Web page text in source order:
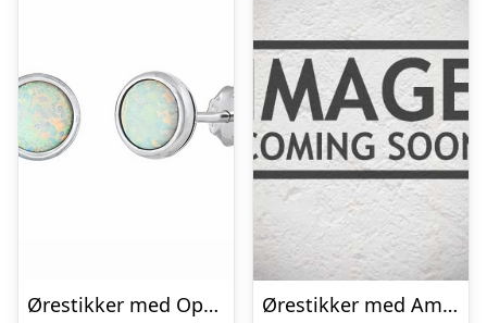
Ørestikker med Opal – 6 mm – pr par Ørestikker med Ametyst – Ø7mm – pr par